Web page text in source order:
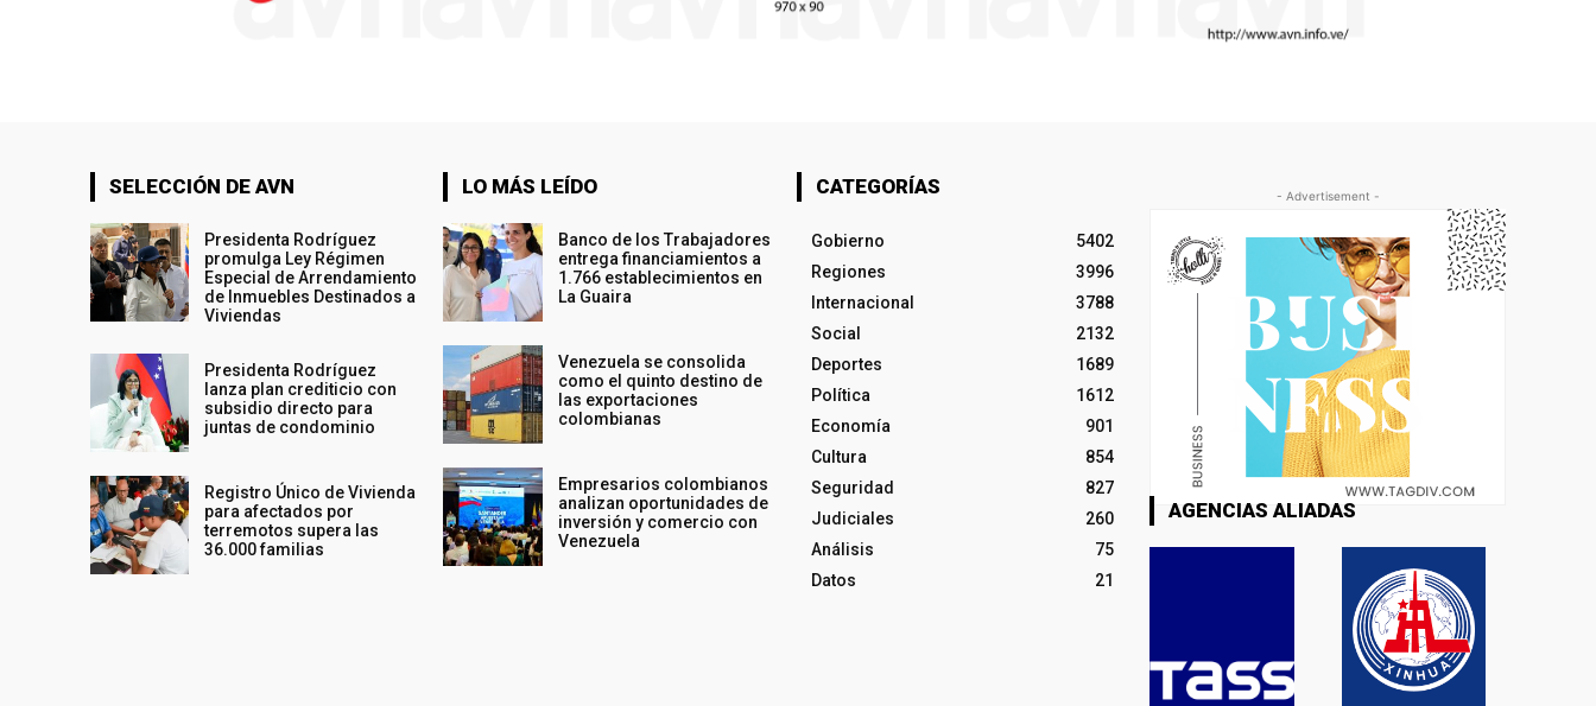
SELECCIÓN DE AVN
Presidenta Rodríguez
promulga Ley Régimen
Especial de Arrendamiento
de Inmuebles Destinados a
Viviendas
Presidenta Rodríguez
lanza plan crediticio con
subsidio directo para
juntas de condominio
Registro Único de Vivienda
para afectados por
terremotos supera las
36.000 familias
LO MÁS LEÍDO
Banco de los Trabajadores
entrega financiamientos a
1.766 establecimientos en
La Guaira
Venezuela se consolida
como el quinto destino de
las exportaciones
colombianas
Empresarios colombianos
analizan oportunidades de
inversión y comercio con
Venezuela
CATEGORÍAS
Gobierno
5402
Regiones
3996
Internacional
3788
Social
2132
Deportes
1689
Política
1612
Economía
901
Cultura
854
Seguridad
827
Judiciales
260
Análisis
75
Datos
21
- Advertisement -
AGENCIAS ALIADAS